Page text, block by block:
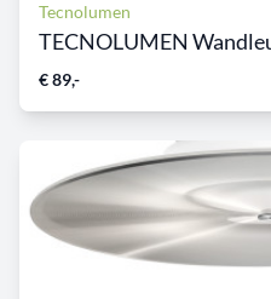
Tecnolumen
TECNOLUMEN
€ 89,-